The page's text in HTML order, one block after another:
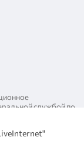
службой по